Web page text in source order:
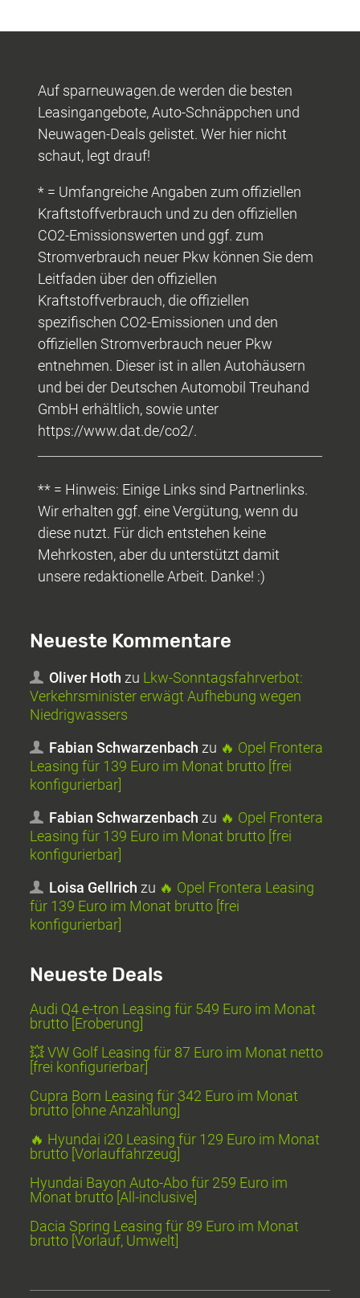
Auf sparneuwagen.de werden die besten
Leasingangebote, Auto-Schnäppchen und
Neuwagen-Deals gelistet. Wer hier nicht
schaut, legt drauf!
* = Umfangreiche Angaben zum offiziellen
Kraftstoffverbrauch und zu den offiziellen
CO2-Emissionswerten und ggf. zum
Stromverbrauch neuer Pkw können Sie dem
Leitfaden über den offiziellen
Kraftstoffverbrauch, die offiziellen
spezifischen CO2-Emissionen und den
offiziellen Stromverbrauch neuer Pkw
entnehmen. Dieser ist in allen Autohäusern
und bei der Deutschen Automobil Treuhand
GmbH erhältlich, sowie unter
https://www.dat.de/co2/.
** = Hinweis: Einige Links sind Partnerlinks.
Wir erhalten ggf. eine Vergütung, wenn du
diese nutzt. Für dich entstehen keine
Mehrkosten, aber du unterstützt damit
unsere redaktionelle Arbeit. Danke! :)
Neueste Kommentare
Oliver Hoth zu Lkw-Sonntagsfahrverbot:
Verkehrsminister erwägt Aufhebung wegen
Niedrigwassers
Fabian Schwarzenbach zu 🔥 Opel Frontera
Leasing für 139 Euro im Monat brutto [frei
konfigurierbar]
Fabian Schwarzenbach zu 🔥 Opel Frontera
Leasing für 139 Euro im Monat brutto [frei
konfigurierbar]
Loisa Gellrich zu 🔥 Opel Frontera Leasing
für 139 Euro im Monat brutto [frei
konfigurierbar]
Neueste Deals
Audi Q4 e-tron Leasing für 549 Euro im Monat
brutto [Eroberung]
💥 VW Golf Leasing für 87 Euro im Monat netto
[frei konfigurierbar]
Cupra Born Leasing für 342 Euro im Monat
brutto [ohne Anzahlung]
🔥 Hyundai i20 Leasing für 129 Euro im Monat
brutto [Vorlauffahrzeug]
Hyundai Bayon Auto-Abo für 259 Euro im
Monat brutto [All-inclusive]
Dacia Spring Leasing für 89 Euro im Monat
brutto [Vorlauf, Umwelt]